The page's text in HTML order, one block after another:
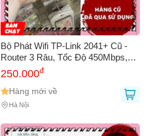
Bộ Phát Wifi TP-Link 2041+ Cũ -
Router 3 Râu, Tốc Độ 450Mbps,
Xuyên Tường Sóng Khỏe, Phù
Hợp Làm Wifi Phụ Thứ 2
250.000đ
Hàng mới về
Hà Nội